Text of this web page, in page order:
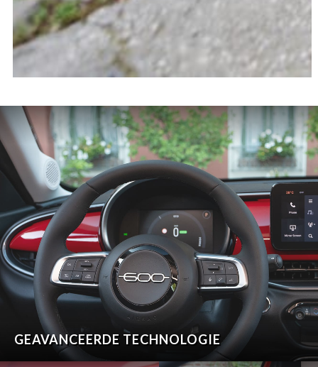
GEAVANCEERDE TECHNOLOGIE